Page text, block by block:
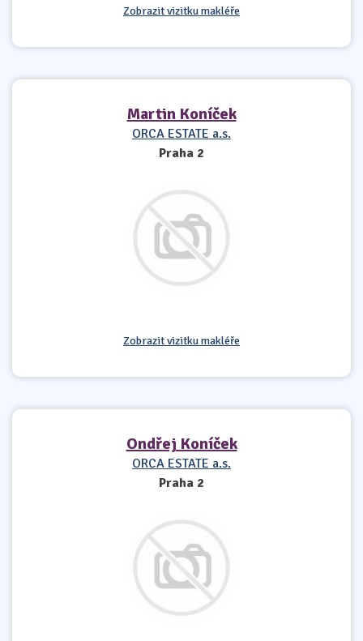
Zobrazit vizitku makléře
Martin Koníček
ORCA ESTATE a.s.
Praha 2
Zobrazit vizitku makléře
Ondřej Koníček
ORCA ESTATE a.s.
Praha 2